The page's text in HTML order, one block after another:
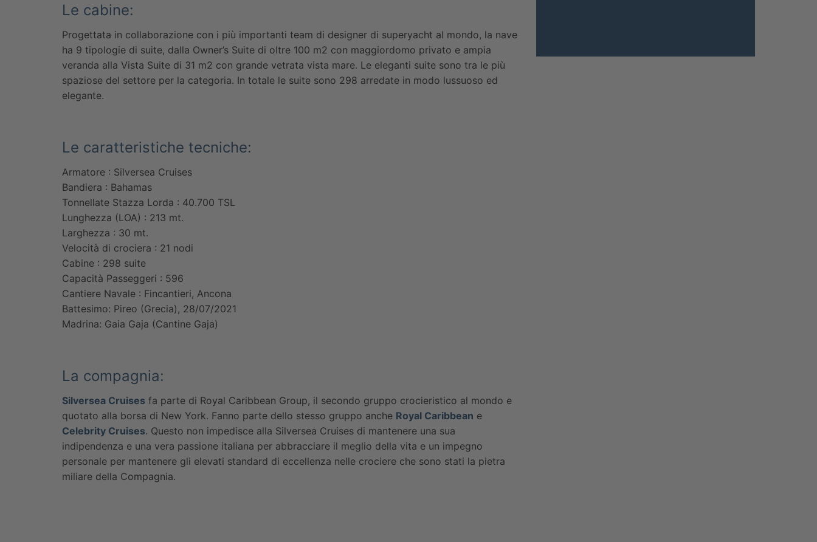
Le cabine:
Progettata in collaborazione con i più importanti team di designer di superyacht al mondo, la nave
ha 9 tipologie di suite, dalla Owner’s Suite di oltre 100 m2 con maggiordomo privato e ampia
veranda alla Vista Suite di 31 m2 con grande vetrata vista mare. Le eleganti suite sono tra le più
spaziose del settore per la categoria. In totale le suite sono 298 arredate in modo lussuoso ed
elegante.
Le caratteristiche tecniche:
Armatore : Silversea Cruises
Bandiera : Bahamas
Tonnellate Stazza Lorda : 40.700 TSL
Lunghezza (LOA) : 213 mt.
Larghezza : 30 mt.
Velocità di crociera : 21 nodi
Cabine : 298 suite
Capacità Passeggeri : 596
Cantiere Navale : Fincantieri, Ancona
Battesimo: Pireo (Grecia), 28/07/2021
Madrina: Gaia Gaja (Cantine Gaja)
La compagnia:
Silversea Cruises fa parte di Royal Caribbean Group, il secondo gruppo crocieristico al mondo e
quotato alla borsa di New York. Fanno parte dello stesso gruppo anche Royal Caribbean e
Celebrity Cruises. Questo non impedisce alla Silversea Cruises di mantenere una sua
indipendenza e una vera passione italiana per abbracciare il meglio della vita e un impegno
personale per mantenere gli elevati standard di eccellenza nelle crociere che sono stati la pietra
miliare della Compagnia.